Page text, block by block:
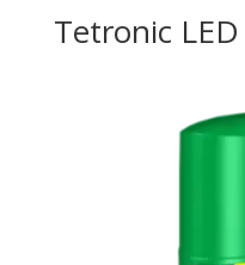
Tetronic